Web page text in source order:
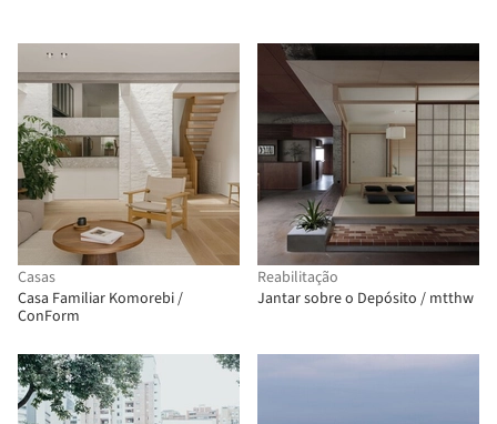
Casas
Casa Familiar Komorebi /
ConForm
Reabilitação
Jantar sobre o Depósito / mtthw